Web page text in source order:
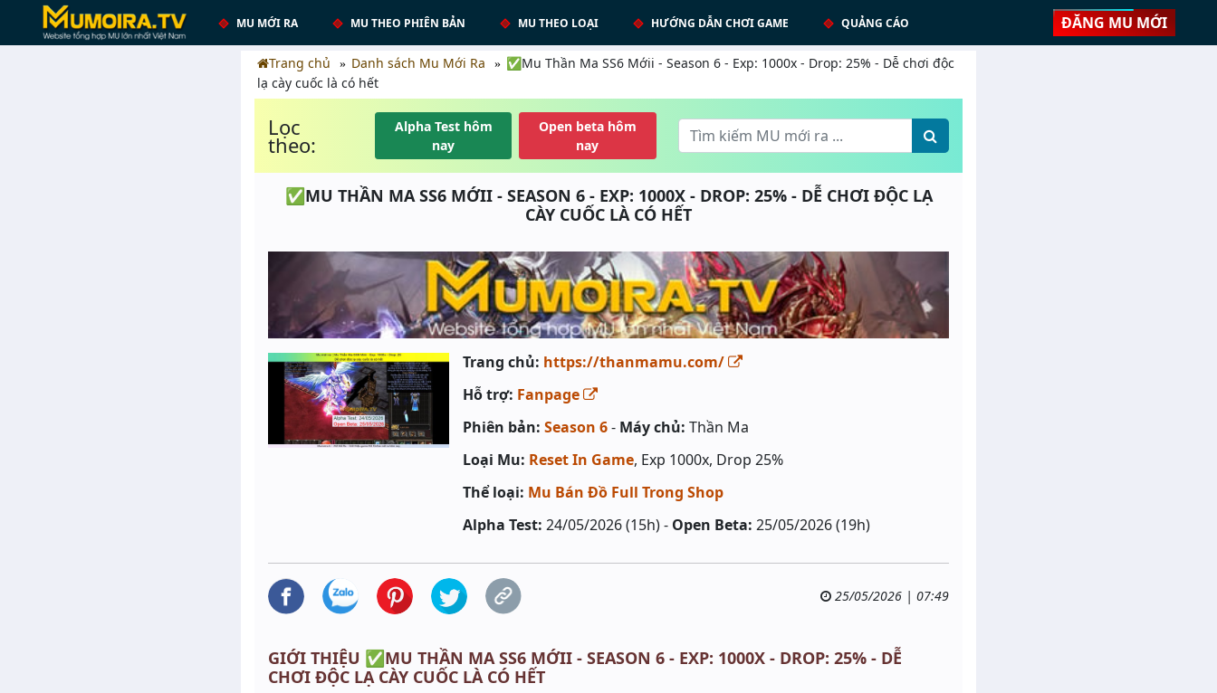
MU MỚI RA MU THEO PHIÊN BẢN MU THEO LOẠI HƯỚNG DẪN CHƠI GAME QUẢNG CÁO ĐĂNG MU MỚI
Trang chủ Danh sách Mu Mới Ra
✅Mu Thần Ma SS6 Mớii - Season 6 - Exp: 1000x - Drop: 25% - Dễ chơi độc
lạ cày cuốc là có hết
Lọc
theo:
Alpha Test hôm
nay
Open beta hôm
nay
✅MU THẦN MA SS6 MỚII - SEASON 6 - EXP: 1000X - DROP: 25% - DỄ CHƠI ĐỘC LẠ
CÀY CUỐC LÀ CÓ HẾT
Trang chủ: https://thanmamu.com/
Hỗ trợ: Fanpage
Phiên bản: Season 6- Máy chủ: Thần Ma
Loại Mu: Reset In Game, Exp 1000x, Drop 25%
Thể loại: Mu Bán Đồ Full Trong Shop
Alpha Test: 24/05/2026 (15h) - Open Beta: 25/05/2026 (19h)
25/05/2026 | 07:49
GIỚI THIỆU ✅MU THẦN MA SS6 MỚII - SEASON 6 - EXP: 1000X - DROP: 25% - DỄ
CHƠI ĐỘC LẠ CÀY CUỐC LÀ CÓ HẾT